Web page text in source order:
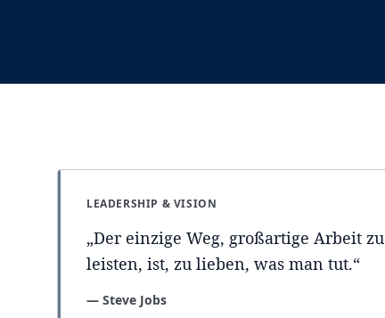
LEADERSHIP & VISION
„Der einzige Weg, großartige Arbeit zu
leisten, ist, zu lieben, was man tut.“
— Steve Jobs